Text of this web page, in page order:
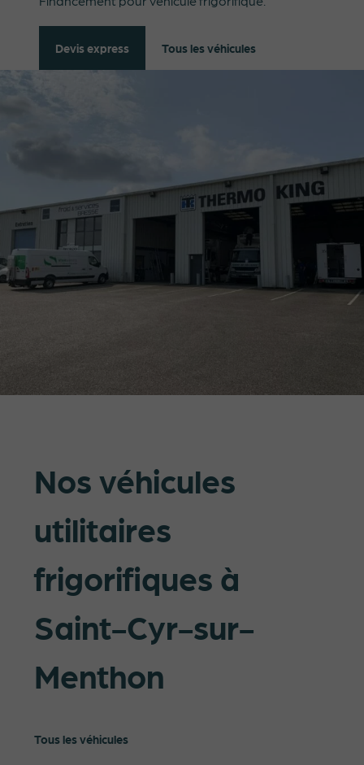
Devis express Tous les véhicules
Nos véhicules
utilitaires
frigorifiques à
Saint-Cyr-sur-
Menthon
Tous les véhicules